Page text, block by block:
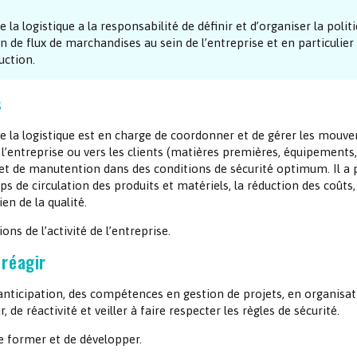
la logistique a la responsabilité de définir et d’organiser la
de flux de marchandises au sein de l’entreprise et en
la logistique est en charge de coordonner et de gérer les
ou vers les clients (matières premières, équipements,
de manutention dans des conditions de sécurité optimum. Il a
de circulation des produits et matériels, la réduction des coûts,
de la qualité.
de l’activité de l’entreprise.
des compétences en gestion de projets, en
de réactivité et veiller à faire respecter les règles de sécurité.
former et de développer.
Les chimistes dans...
Réactions en un clin d’oeil
Enseignement
Chimie et Notre-Dame